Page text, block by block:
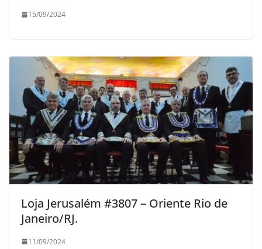
15/09/2024
Loja Jerusalém #3807 – Oriente Rio de
Janeiro/RJ.
11/09/2024